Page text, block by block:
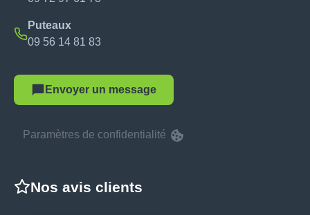
Puteaux
09 56 14 81 83
Envoyer un message
Paramètres de confidentialité
Nos avis clients